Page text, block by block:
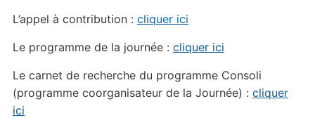
L’appel à contribution : cliquer ici
Le programme de la journée : cliquer ici
Le carnet de recherche du programme Consoli
(programme coorganisateur de la Journée) : cliquer
ici